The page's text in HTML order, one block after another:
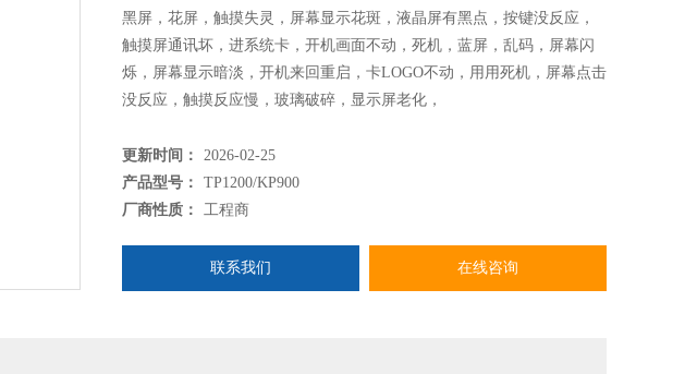
黑屏，花屏，触摸失灵，屏幕显示花斑，液晶屏有黑点，按键没反应，
触摸屏通讯坏，进系统卡，开机画面不动，死机，蓝屏，乱码，屏幕闪
烁，屏幕显示暗淡，开机来回重启，卡LOGO不动，用用死机，屏幕点击
没反应，触摸反应慢，玻璃破碎，显示屏老化，
更新时间：
2026-02-25
产品型号：
TP1200/KP900
厂商性质：
工程商
联系我们 在线咨询